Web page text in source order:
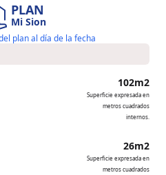
PLAN
Mi Sion
plan al día de la fecha
102m2
Superficie expresada en
metros cuadrados
internos.
26m2
Superficie expresada en
metros cuadrados